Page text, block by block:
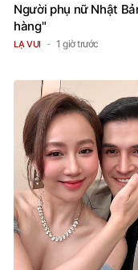
Người phụ nữ Nhật
hàng"
LẠ VUI 1 giờ trước